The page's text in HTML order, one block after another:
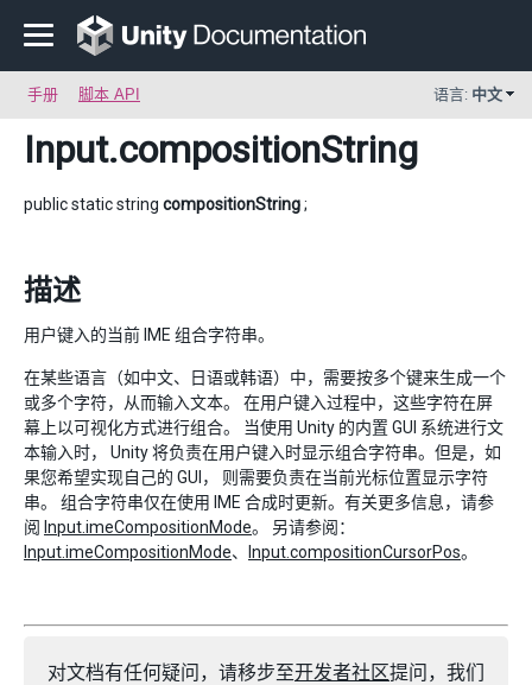
手册 脚本 API 语言: 中文
Input.compositionString
public static string compositionString;
描述
用户键入的当前 IME 组合字符串。
在某些语言（如中文、日语或韩语）中，需要按多个键来生成一个
或多个字符，从而输入文本。 在用户键入过程中，这些字符在屏
幕上以可视化方式进行组合。 当使用 Unity 的内置 GUI 系统进行文
本输入时， Unity 将负责在用户键入时显示组合字符串。但是，如
果您希望实现自己的 GUI， 则需要负责在当前光标位置显示字符
串。 组合字符串仅在使用 IME 合成时更新。有关更多信息，请参
阅 Input.imeCompositionMode。 另请参阅：
Input.imeCompositionMode、 Input.compositionCursorPos。
对文档有任何疑问，请移步至开发者社区提问，我们